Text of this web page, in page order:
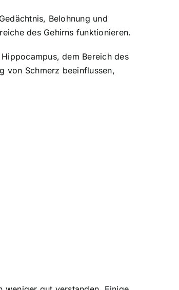
Belohnung und
des Gehirns funktionieren.
dem Bereich des
von Schmerz beeinflussen,